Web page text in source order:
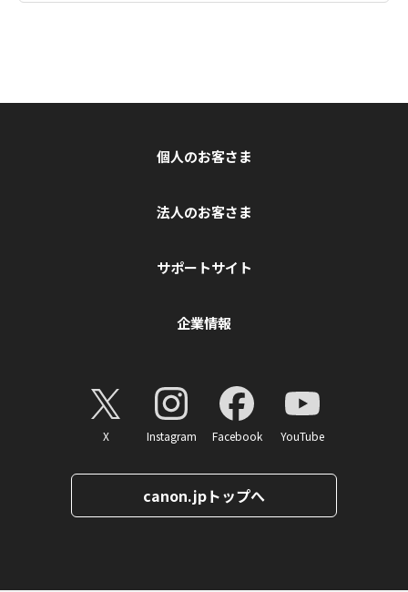
個人のお客さま
法人のお客さま
サポートサイト
企業情報
X Instagram Facebook YouTube
canon.jpトップへ